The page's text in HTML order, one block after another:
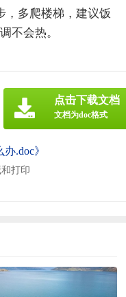
，多爬楼梯，建议饭
不会热。
.doc》
打印
点击下载文档
文档为doc格式